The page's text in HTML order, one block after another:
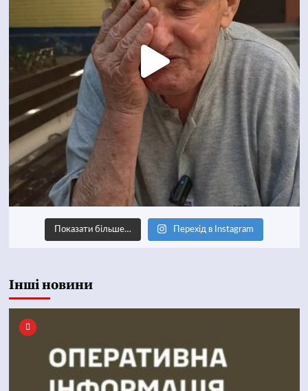
Показати більше… Перехід в Instagram
Інші новини